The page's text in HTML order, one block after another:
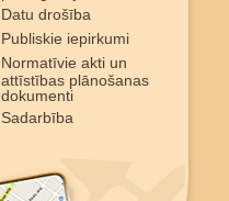
Datu drošība
Publiskie iepirkumi
Normatīvie akti un
attīstības plānošanas
dokumenti
Sadarbība